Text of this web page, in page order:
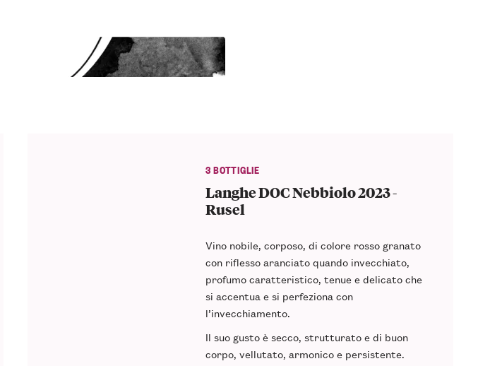
3 BOTTIGLIE
Langhe DOC Nebbiolo 2023 -
Rusel
Vino nobile, corposo, di colore rosso granato
con riflesso aranciato quando invecchiato,
profumo caratteristico,tenueedelicatoche
si accentua e si perfeziona con
l’invecchiamento.
Il suo gusto è secco,strutturatoe di buon
corpo,vellutato, armonico e persistente.